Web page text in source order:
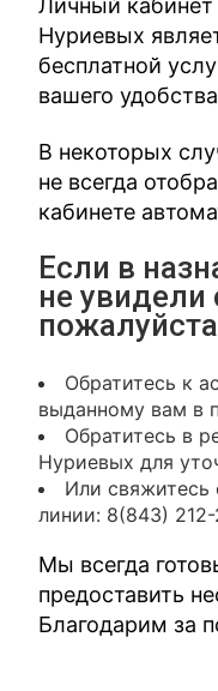
Личный кабинет
Нуриевых
бесплатной
вашего
В некоторых
не всегда
кабинете
Если в
не увидели
Обратитесь к
выданному вам в
Обратитесь в
Нуриевых для
Или свяжитесь
линии: 8(843)
Мы всегда
предоставить
Благодарим за